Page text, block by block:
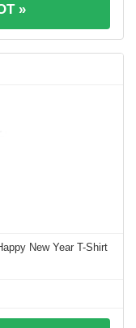
»
New Year T-Shirt